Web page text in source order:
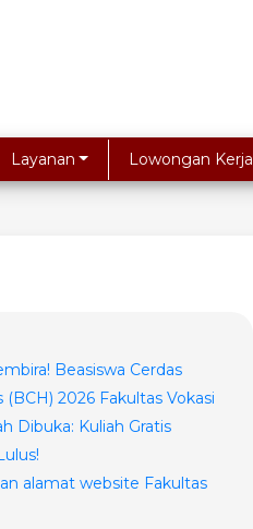
Layanan Lowongan Kerja
Beasiswa Cerdas
(BCH) 2026 Fakultas Vokasi
Dibuka: Kuliah Gratis
alamat website Fakultas